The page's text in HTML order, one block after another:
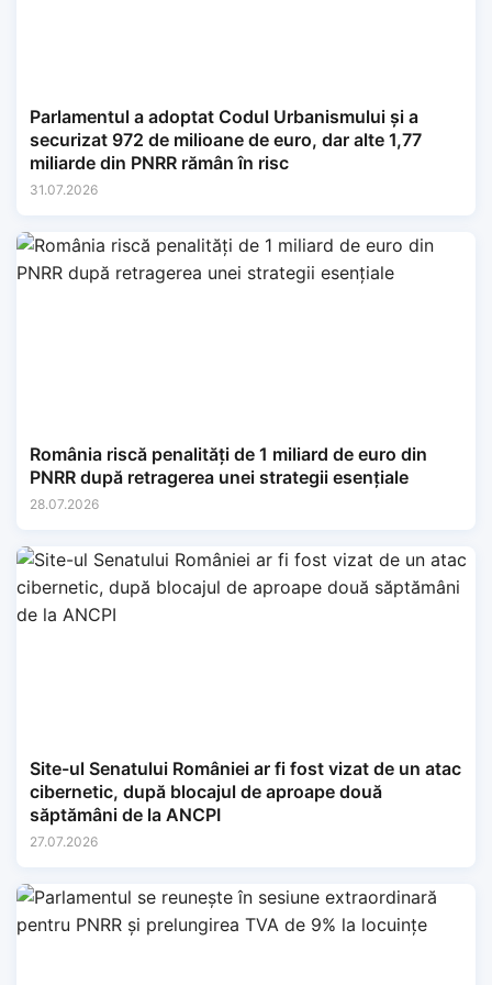
Parlamentul a adoptat Codul Urbanismului și a
securizat 972 de milioane de euro, dar alte 1,77
miliarde din PNRR rămân în risc
31.07.2026
România riscă penalități de 1 miliard de euro din
PNRR după retragerea unei strategii esențiale
28.07.2026
Site-ul Senatului României ar fi fost vizat de un atac
cibernetic, după blocajul de aproape două
săptămâni de la ANCPI
27.07.2026